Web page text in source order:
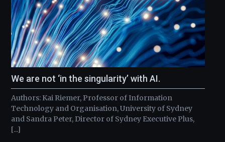
We are not ‘in the singularity’ with AI.
Authors: Kai Riemer, Professor of Information
Technology and Organisation, University of Sydney
and Sandra Peter, Director of Sydney Executive Plus,
[...]